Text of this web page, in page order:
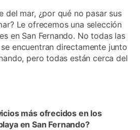
del mar, ¿por qué no pasar sus
Le ofrecemos una selección
en San Fernando. No todas las
encuentran directamente junto
pero todas están cerca del
más ofrecidos en los
en San Fernando?